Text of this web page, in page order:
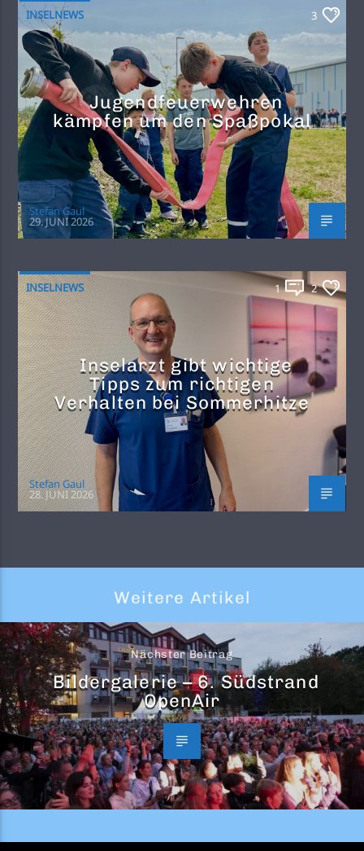
INSELNEWS 3
Jugendfeuerwehren
kämpfen um den Spaßpokal
Stefan Gaul
29. JUNI 2026
INSELNEWS 1 2
Inselarzt gibt wichtige
Tipps zum richtigen
Verhalten bei Sommerhitze
Stefan Gaul
28. JUNI 2026
Weitere Artikel
Nächster Beitrag
Bildergalerie – 6. Südstrand
OpenAir